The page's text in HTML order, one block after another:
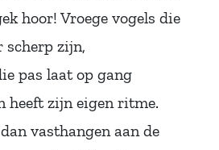
hoor! Vroege vogels die
scherp zijn,
pas laat op gang
heeft zijn eigen ritme.
vasthangen aan de